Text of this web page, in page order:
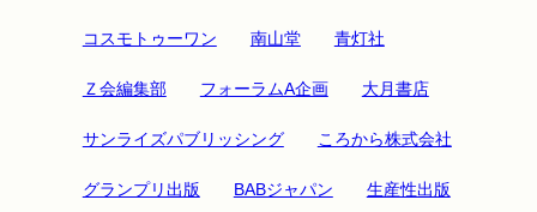
コスモトゥーワン 南山堂 青灯社
Ｚ会編集部 フォーラムA企画 大月書店
サンライズパブリッシング ころから株式会社
グランプリ出版 BABジャパン 生産性出版